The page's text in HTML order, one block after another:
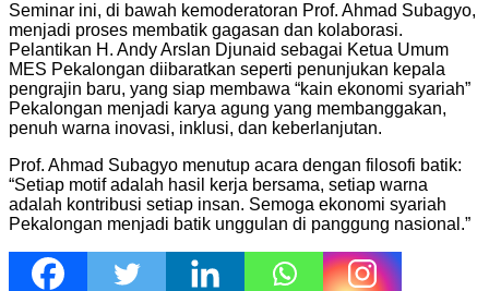
Seminar ini, di bawah kemoderatoran Prof. Ahmad Subagyo,
menjadi proses membatik gagasan dan kolaborasi.
Pelantikan H. Andy Arslan Djunaid sebagai Ketua Umum
MES Pekalongan diibaratkan seperti penunjukan kepala
pengrajin baru, yang siap membawa “kain ekonomi syariah”
Pekalongan menjadi karya agung yang membanggakan,
penuh warna inovasi, inklusi, dan keberlanjutan.
Prof. Ahmad Subagyo menutup acara dengan filosofi batik:
“Setiap motif adalah hasil kerja bersama, setiap warna
adalah kontribusi setiap insan. Semoga ekonomi syariah
Pekalongan menjadi batik unggulan di panggung nasional.”